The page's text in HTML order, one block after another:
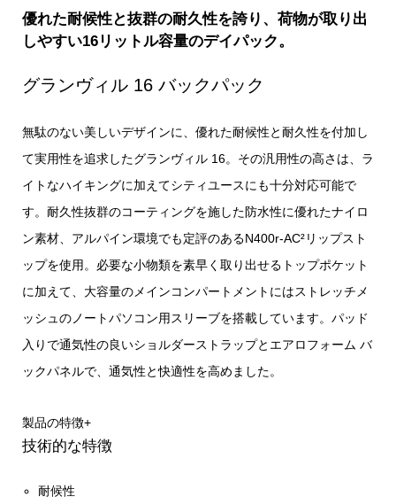
優れた耐候性と抜群の耐久性を誇り、荷物が取り出
しやすい16リットル容量のデイパック。
グランヴィル 16 バックパック
無駄のない美しいデザインに、優れた耐候性と耐久性を付加し
て実用性を追求したグランヴィル 16。その汎用性の高さは、ラ
イトなハイキングに加えてシティユースにも十分対応可能で
す。耐久性抜群のコーティングを施した防水性に優れたナイロ
ン素材、アルパイン環境でも定評のあるN400r-AC²リップスト
ップを使用。必要な小物類を素早く取り出せるトップポケット
に加えて、大容量のメインコンパートメントにはストレッチメ
ッシュのノートパソコン用スリーブを搭載しています。パッド
入りで通気性の良いショルダーストラップとエアロフォーム バ
ックパネルで、通気性と快適性を高めました。
製品の特徴+
技術的な特徴
耐候性